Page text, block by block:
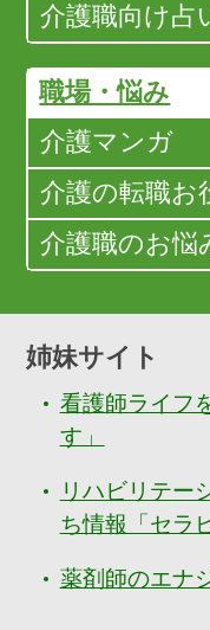
介護職向け占
職場・悩み
介護マンガ
介護の転職お
介護職のお悩
姉妹サイト
看護師ライフ
す」
リハビリテー
ち情報「セラ
薬剤師のエナ